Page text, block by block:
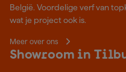
België. Voordelige verf van
wat je project ook is.
Meer over ons
Showroom in